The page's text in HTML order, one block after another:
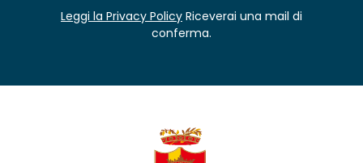
Leggi la Privacy Policy Riceverai una mail di
conferma.